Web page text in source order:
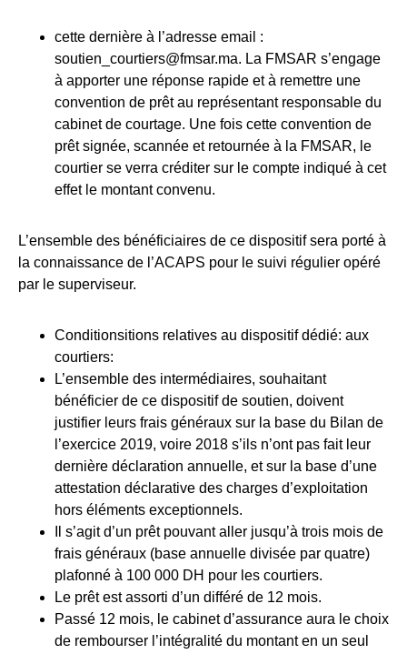
cette dernière à l’adresse email :
soutien_courtiers@fmsar.ma. La FMSAR s’engage
à apporter une réponse rapide et à remettre une
convention de prêt au représentant responsable du
cabinet de courtage. Une fois cette convention de
prêt signée, scannée et retournée à la FMSAR, le
courtier se verra créditer sur le compte indiqué à cet
effet le montant convenu.
L’ensemble des bénéficiaires de ce dispositif sera porté à
la connaissance de l’ACAPS pour le suivi régulier opéré
par le superviseur.
Conditionsitions relatives au dispositif dédié: aux
courtiers:
L’ensemble des intermédiaires, souhaitant
bénéficier de ce dispositif de soutien, doivent
justifier leurs frais généraux sur la base du Bilan de
l’exercice 2019, voire 2018 s’ils n’ont pas fait leur
dernière déclaration annuelle, et sur la base d’une
attestation déclarative des charges d’exploitation
hors éléments exceptionnels.
Il s’agit d’un prêt pouvant aller jusqu’à trois mois de
frais généraux (base annuelle divisée par quatre)
plafonné à 100 000 DH pour les courtiers.
Le prêt est assorti d’un différé de 12 mois.
Passé 12 mois, le cabinet d’assurance aura le choix
de rembourser l’intégralité du montant en un seul